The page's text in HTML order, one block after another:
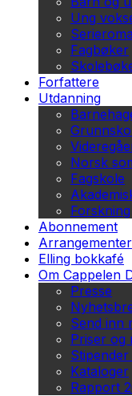
Ung
Fagbøker
Forfattere
Utdanning
Norsk
Fagskole
Forskning
Abonnement
Arrangementer
Elling bokkafé
Om Cappelen
Presse
Send inn
Priser og
Kataloger
Rapport